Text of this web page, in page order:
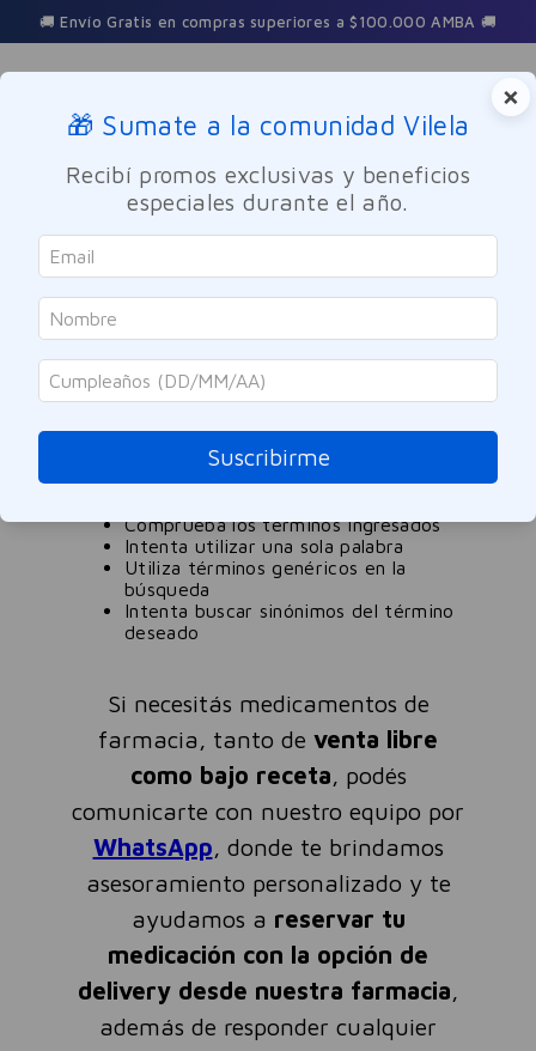
🚚 Envío Gratis en compras superiores a $100.000 AMBA 🚚
Buscar
satial-food-en-polvo-original-50gr
OOPS!
No encontramos ningún resultado para
¿Qué debo hacer?
Comprueba los términos ingresados
Intenta utilizar una sola palabra
Utiliza términos genéricos en la
búsqueda
Intenta buscar sinónimos del término
deseado
Si necesitás medicamentos de
farmacia, tanto de venta libre
como bajo receta, podés
comunicarte con nuestro equipo por
WhatsApp, donde te brindamos
asesoramiento personalizado y te
ayudamos a reservar tu
medicación con la opción de
delivery desde nuestra farmacia,
además de responder cualquier
×
🎁 Sumate a la comunidad Vilela
Recibí promos exclusivas y beneficios
especiales durante el año.
Suscribirme